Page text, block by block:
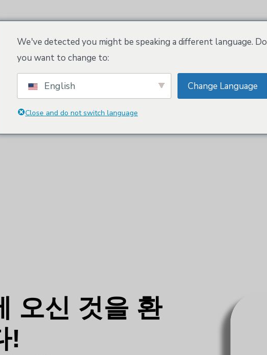
오신 것을 환
!
We've detected you might be speaking a different language. Do
you want to change to:
English Change Language
Close and do not switch language